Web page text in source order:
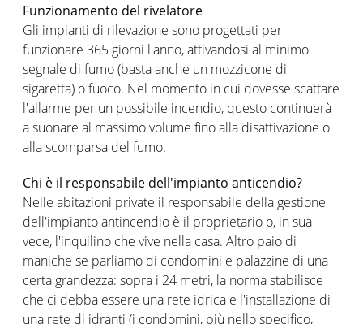
Funzionamento del rivelatore
Gli impianti di rilevazione sono progettati per
funzionare 365 giorni l'anno, attivandosi al minimo
segnale di fumo (basta anche un mozzicone di
sigaretta) o fuoco. Nel momento in cui dovesse scattare
l'allarme per un possibile incendio, questo continuerà
a suonare al massimo volume fino alla disattivazione o
alla scomparsa del fumo.
Chi è il responsabile dell'impianto anticendio?
Nelle abitazioni private il responsabile della gestione
dell'impianto antincendio è il proprietario o, in sua
vece, l'inquilino che vive nella casa. Altro paio di
maniche se parliamo di condomini e palazzine di una
certa grandezza: sopra i 24 metri, la norma stabilisce
che ci debba essere una rete idrica e l'installazione di
una rete di idranti (i condomini, più nello specifico,